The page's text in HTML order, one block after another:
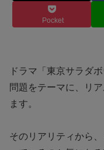
Pocket
ドラマ「東京サラダ
問題をテーマに、リ
ます。
そのリアリティから